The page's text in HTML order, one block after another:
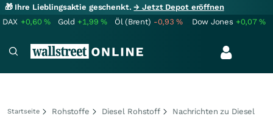
🎁 Ihre Lieblingsaktie geschenkt.→ Jetzt Depot eröffnen
DAX +0,60% Gold +1,99% Öl (Brent) -0,93% Dow Jones +0,07%
Startseite Rohstoffe Diesel Rohstoff Nachrichten zu Diesel